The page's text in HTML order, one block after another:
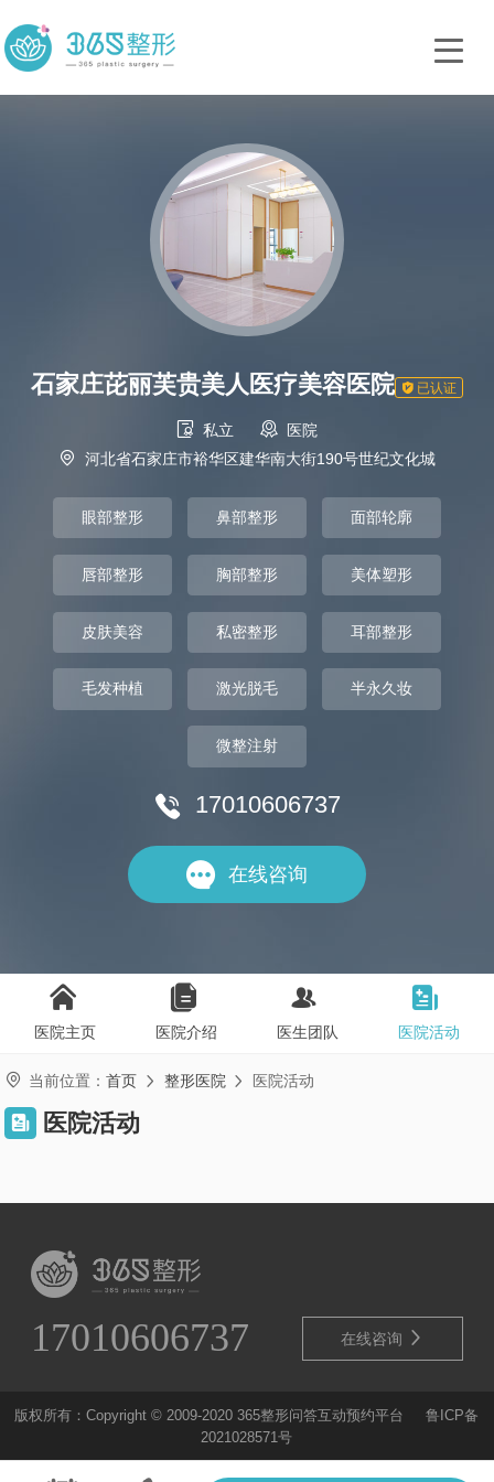
石家庄芘丽芙贵美人医疗美容医院  已认证
 私立 
医院

河北省石家庄市裕华区建华南大街190号世纪文化城
眼部整形 鼻部整形 面部轮廓
唇部整形 胸部整形 美体塑形
皮肤美容 私密整形 耳部整形
毛发种植 激光脱毛 半永久妆
微整注射
 17010606737
 在线咨询

医院主页

医院介绍

医生团队

医院活动
 当前位置：首页  整形医院  医院活动
 医院活动
17010606737 在线咨询 
版权所有：Copyright © 2009-2020 365整形问答互动预约平台鲁ICP备
2021028571号